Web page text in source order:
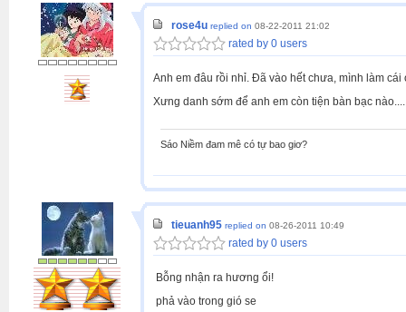
rose4u replied on 08-22-2011 21:02
rated by 0 users
Anh em đâu rồi nhỉ. Đã vào hết chưa, mình làm cái
Xưng danh sớm để anh em còn tiện bàn bạc
Sáo Niềm đam mê có tự bao giơ?
tieuanh95 replied on 08-26-2011 10:49
rated by 0 users
Bỗng nhận ra hương ổi!
phả vào trong gió se